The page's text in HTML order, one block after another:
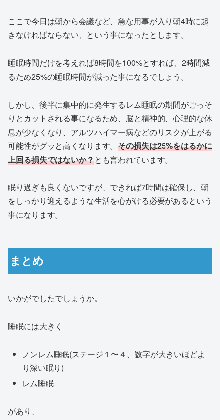
ここで今日は朝から会議など、急な用事が入り朝4時に起
きなければならない、という事になったとします。
睡眠時間だけを考えれば8時間を100%とすれば、2時間減
るため25%の睡眠時間が減った事になるでしょう。
しかし、後半に集中的に発生するレム睡眠の期間がごっそ
りとカットされる事になるため、脳と精神的、心理的な休
息が少なくなり、アルツハイマー病などのリスクが上がる
可能性がグッと高くなります。 その損失は25%をはるかに
上回る損失ではないか？とも言われています。
眠り過ぎも良くないですが、できれば7時間は確保し、朝
をしっかり迎えるような生活を心がける必要があるという
事になります。
まとめ
いかがでしたでしょうか。
睡眠には大きく
ノンレム睡眠(ステージ１〜４、数字が大きいほどよ
り深い眠り)
レム睡眠
があり、